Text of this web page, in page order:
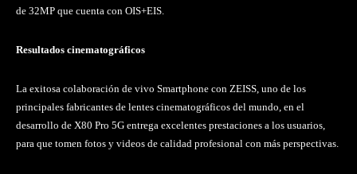
de 32MP que cuenta con OIS+EIS.
Resultados cinematográficos
La exitosa colaboración de vivo Smartphone con ZEISS, uno de los
principales fabricantes de lentes cinematográficos del mundo, en el
desarrollo de X80 Pro 5G entrega excelentes prestaciones a los usuarios,
para que tomen fotos y videos de calidad profesional con más perspectivas.